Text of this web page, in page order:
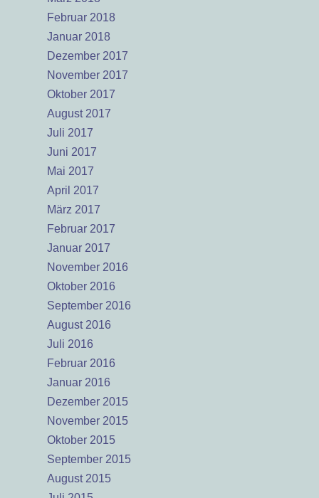
Februar 2018
Januar 2018
Dezember 2017
November 2017
Oktober 2017
August 2017
Juli 2017
Juni 2017
Mai 2017
April 2017
März 2017
Februar 2017
Januar 2017
November 2016
Oktober 2016
September 2016
August 2016
Juli 2016
Februar 2016
Januar 2016
Dezember 2015
November 2015
Oktober 2015
September 2015
August 2015